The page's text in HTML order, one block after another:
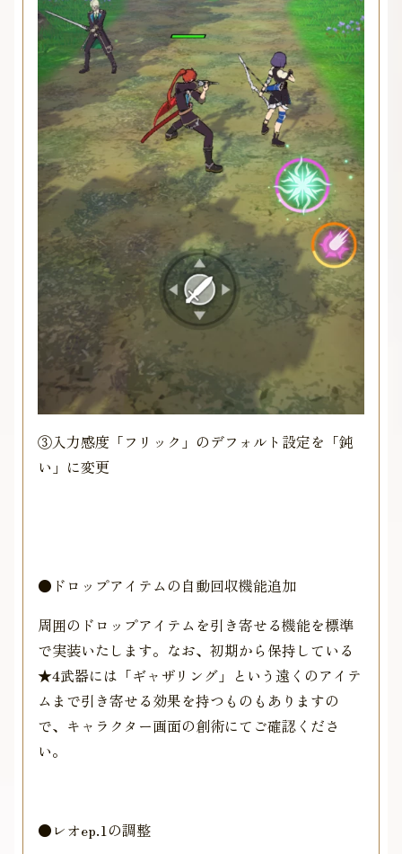
③入力感度「フリック」のデフォルト設定を「鈍
い」に変更
●ドロップアイテムの自動回収機能追加
周囲のドロップアイテムを引き寄せる機能を標準
で実装いたします。なお、初期から保持している
★4武器には「ギャザリング」という遠くのアイテ
ムまで引き寄せる効果を持つものもありますの
で、キャラクター画面の創術にてご確認くださ
い。
●レオep.1の調整